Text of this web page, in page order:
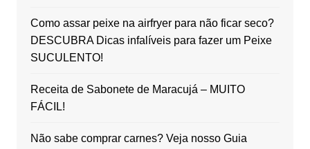
Como assar peixe na airfryer para não ficar seco?
DESCUBRA Dicas infalíveis para fazer um Peixe
SUCULENTO!
Receita de Sabonete de Maracujá – MUITO
FÁCIL!
Não sabe comprar carnes? Veja nosso Guia